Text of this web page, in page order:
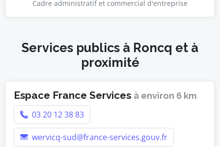
Cadre administratif et commercial d'entreprise
Services publics à Roncq et à
proximité
Espace France Services à environ 6 km
03 20 12 38 83
wervicq-sud@france-services.gouv.fr